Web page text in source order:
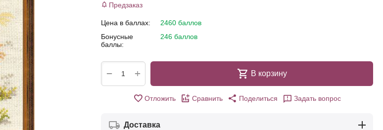
Предзаказ
Цена в баллах:
2460 баллов
Бонусные
баллы:
246 баллов
+
− В корзину
Отложить Сравнить Поделиться Задать вопрос
Доставка